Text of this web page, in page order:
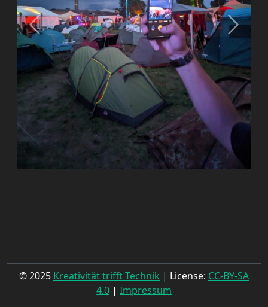
© 2025 Kreativität trifft Technik | License: CC-BY-SA
4.0 | Impressum